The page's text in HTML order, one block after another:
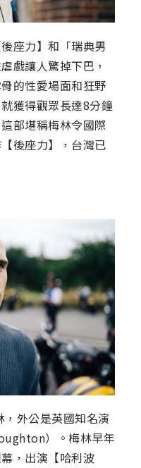
座力】和「瑞典男
戲讓人驚掉下巴，
的性愛場面和狂野
獲得觀眾長達8分鐘
部堪稱梅林令國際
後座力】，台灣已
外公是英國知名演
）。梅林早年
，出演【哈利波